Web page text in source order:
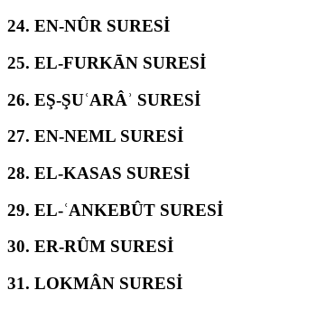
24. EN-NÛR SURESİ
25. EL-FURKĀN SURESİ
26. EŞ-ŞUʿARÂʾ SURESİ
27. EN-NEML SURESİ
28. EL-KASAS SURESİ
29. EL-ʿANKEBÛT SURESİ
30. ER-RÛM SURESİ
31. LOKMÂN SURESİ